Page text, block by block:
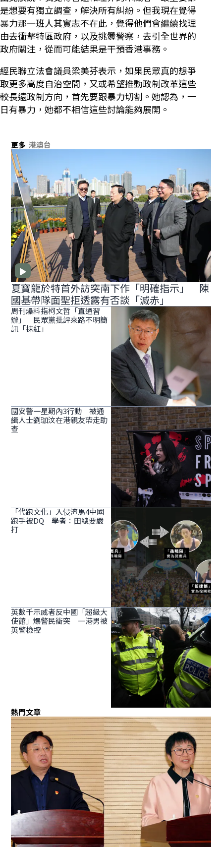
是想要有獨立調查，解決所有糾紛。但我現在覺得
暴力那一班人其實志不在此，覺得他們會繼續找理
由去衝擊特區政府，以及挑釁警察，去引全世界的
政府關注，從而可能結果是干預香港事務。
經民聯立法會議員梁美芬表示，如果民眾真的想爭
取更多高度自治空間，又或希望推動政制改革這些
較長遠政制方向，首先要跟暴力切割。她認為，一
日有暴力，她都不相信這些討論能夠展開。
更多 港澳台
夏寶龍於特首外訪突南下作「明確指示」 陳
國基帶隊面聖拒透露有否談「滅赤」
周刊爆料指柯文哲「直通習
辦」 民眾黨批評來路不明簡
訊「抹紅」
國安警一星期內3行動 被通
緝人士劉珈汶在港親友帶走助
查
「代跑文化」入侵渣馬4中國
跑手被DQ 學者：田總要嚴
打
英數千示威者反中國「超級大
使館」爆警民衝突 一港男被
英警檢控
熱門文章